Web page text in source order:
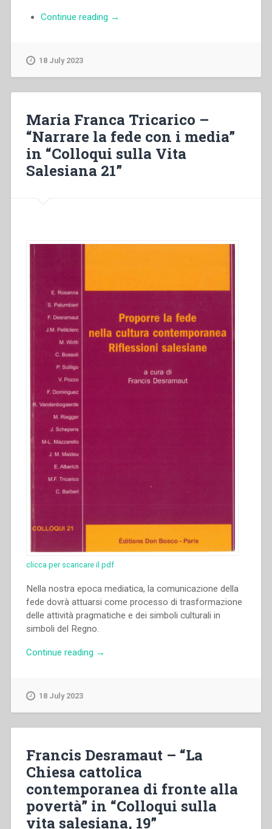
Continue reading “Egidio
discipline
religieuse”
→
18 July 2023
Maria Franca Tricarico –
“Narrare la fede con i media”
in “Colloqui sulla Vita
Salesiana 21”
clicca per scaricare il pdf
Nella nostra epoca mediatica, la comunicazione della
fede dovrà attuarsi come processo di trasformazione
delle attività pragmatiche e dei simboli culturali in
simboli del Regno.
Continue reading “Maria
i
media”
in
“Colloqui
sulla
Vita
→
18 July 2023
Francis Desramaut – “La
Chiesa cattolica
contemporanea di fronte alla
povertà” in “Colloqui sulla
vita salesiana, 19”